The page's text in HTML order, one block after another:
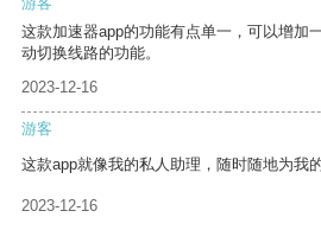
这款加速器app的功能有点单一，可以增加
动切换线路的功能。
2023-12-16
游客
这款app就像我的私人助理，随时随地为我
2023-12-16